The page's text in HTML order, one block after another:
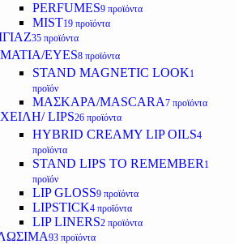
PERFUMES9 προϊόντα
MIST19 προϊόντα
35 προϊόντα
ΜΑΤΙΑ/EYES8 προϊόντα
STAND MAGNETIC LOOK1
προϊόν
ΜΑΣΚΑΡΑ/MASCARA7 προϊόντα
ΧΕΙΛΗ/ LIPS26 προϊόντα
HYBRID CREAMY LIP OILS4
προϊόντα
STAND LIPS TO REMEMBER 1
προϊόν
LIP GLOSS9 προϊόντα
LIPSTICK4 προϊόντα
LIP LINERS2 προϊόντα
93 προϊόντα